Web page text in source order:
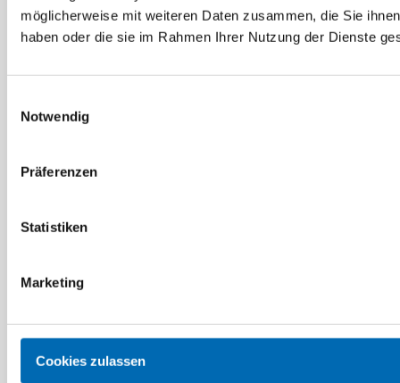
möglicherweise mit weiteren Daten zusammen, die Sie
haben oder die sie im Rahmen Ihrer Nutzung der Dienste
Notwendig
Präferenzen
Statistiken
Marketing
Cookies zulassen